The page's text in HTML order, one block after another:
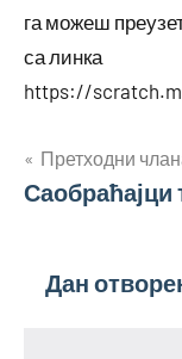
га можеш
са линка
https://
Кретање
чланка
Претходни
Саобраћајци
Дан